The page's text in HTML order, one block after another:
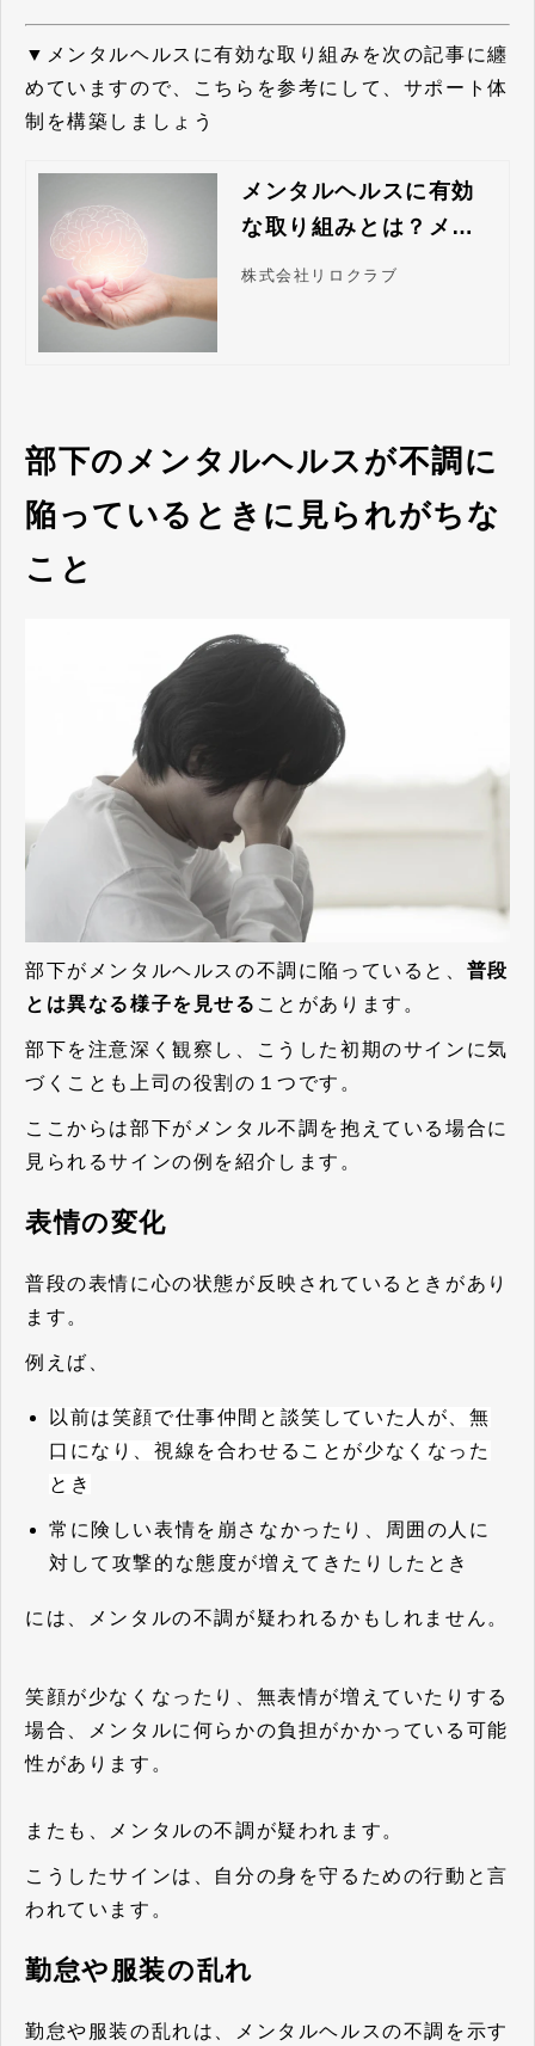
▼メンタルヘルスに有効な取り組みを次の記事に纏
めていますので、こちらを参考にして、サポート体
制を構築しましょう
メンタルヘルスに有効
な取り組みとは？メリ
ットと4つのケアを徹底
株式会社リロクラブ
部下のメンタルヘルスが不調に
陥っているときに見られがちな
こと
部下がメンタルヘルスの不調に陥っていると、 普段
とは異なる様子を見せる ことがあります。
部下を注意深く観察し、こうした初期のサインに気
づくことも上司の役割の１つです。
ここからは部下がメンタル不調を抱えている場合に
見られるサインの例を紹介します。
表情の変化
普段の表情に心の状態が反映されているときがあり
ます。
例えば、
以前は笑顔で仕事仲間と談笑していた人が、無
口になり、視線を合わせることが少なくなった
とき
常に険しい表情を崩さなかったり、周囲の人に
対して攻撃的な態度が増えてきたりしたとき
には、メンタルの不調が疑われるかもしれません。
笑顔が少なくなったり、無表情が増えていたりする
場合、メンタルに何らかの負担がかかっている可能
性があります。
またも、メンタルの不調が疑われます。
こうしたサインは、自分の身を守るための行動と言
われています。
勤怠や服装の乱れ
勤怠や服装の乱れは、メンタルヘルスの不調を示す